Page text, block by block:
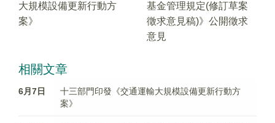
大規模設備更新行動方
案》
基金管理規定(修訂草案
徵求意見稿)》公開徵求
意見
相關文章
6月7日
十三部門印發《交通運輸大規模設備更新行動方
案》